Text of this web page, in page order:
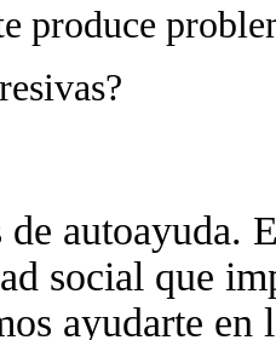
produce
de autoayuda.
social que
ayudarte en